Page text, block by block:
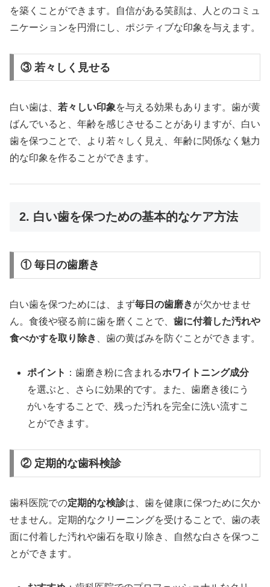
を築くことができます。自信がある笑顔は、人とのコミュ
ニケーションを円滑にし、ポジティブな印象を与えます。
③ 若々しく見せる
白い歯は、 若々しい印象を与える効果もあります。歯が黄
ばんでいると、年齢を感じさせることがありますが、白い
歯を保つことで、より若々しく見え、年齢に関係なく魅力
的な印象を作ることができます。
2. 白い歯を保つための基本的なケア方法
① 毎日の歯磨き
白い歯を保つためには、まず毎日の歯磨きが欠かせませ
ん。食後や寝る前に歯を磨くことで、 歯に付着した汚れや
食べかすを取り除き
、歯の黄ばみを防ぐことができます。
ポイント ：歯磨き粉に含まれるホワイトニング成分
を選ぶと、さらに効果的です。また、歯磨き後にう
がいをすることで、残った汚れを完全に洗い流すこ
とができます。
② 定期的な歯科検診
歯科医院での定期的な検診は、歯を健康に保つために欠か
せません。定期的なクリーニングを受けることで、歯の表
面に付着した汚れや歯石を取り除き、自然な白さを保つこ
とができます。